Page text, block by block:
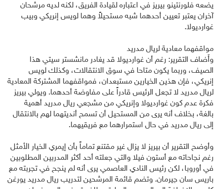
يضعه فلورنتينو بيريز في اعتباره لقيادة الفريق، لكنه لديه مرشحان
آخران يعتبر تعيين أحدهما شبه مستحيلاً وهما لويس إنريكي وبيب
غوارديولا.
مواقفهما معادية لريال مدريد
وأَضاف التقرير: رغم أن غوارديولا قد يغادر مانشستر سيتي هذا
الصيف، وربما يكون متاحا في سوق الانتقالات، وكذلك لويس
إنريكي، فإن هذين الخيارين مستبعدان، فمواقفهما المشتركة المعادية
لريال مدريد لا تجعل الرئيس قادراً على مفاوضة أحدهما. ويولي بيريز
فكرة عدم كون غوارديولا وإنريكي من مشجعي ريال مدريد أهمية
بالغة، بخلاف أنه يرى من المستحيل أن تسمح أنديتهما لهم بالانتقال
إلى ريال مدريد في حال استمرارهما مع فريقيهما.
وأوضح التقرير أن بيريز لا يزال غير مقتنع تماماً بأن إيمري الخيار الأمثل
رغم نجاحاته مع أستون فيلا والتي جعلته أحد أكثر المدربين المطلوبين
في أوروبا، لكن رئيس النادي العاصمي يرى أنه لم ينجح في تجربته مع
باريس سان جيرمان. وتضم قائمة المرشحين لتدريب ريال مدريد يورغن